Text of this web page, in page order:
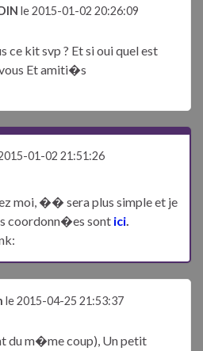
le 2015-01-02 20:26:09
ce kit svp ? Et si oui quel est
Et amiti�s
01-02 21:51:26
moi, �� sera plus simple et je
coordonn�es sont ici.
le 2015-04-25 21:53:37
du m�me coup), Un petit